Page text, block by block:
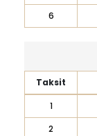
6
Taksit
1
2